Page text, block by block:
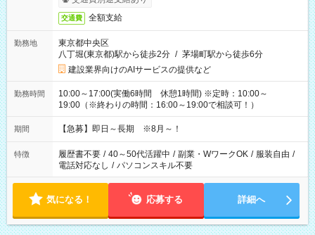
交通費 全額支給
勤務地
東京都中央区
八丁堀(東京都)駅から徒歩2分 / 茅場町駅から徒歩6分
建設業界向けのAIサービスの提供など
勤務時間
10:00～17:00(実働6時間 休憩1時間) ※定時：10:00～
19:00（※終わりの時間：16:00～19:00で相談可！）
期間 【急募】即日～長期 ※8月～！
特徴 履歴書不要 / 40～50代活躍中 / 副業・WワークOK / 服装自由 /
電話対応なし / パソコンスキル不要
気になる！ 応募する 詳細へ